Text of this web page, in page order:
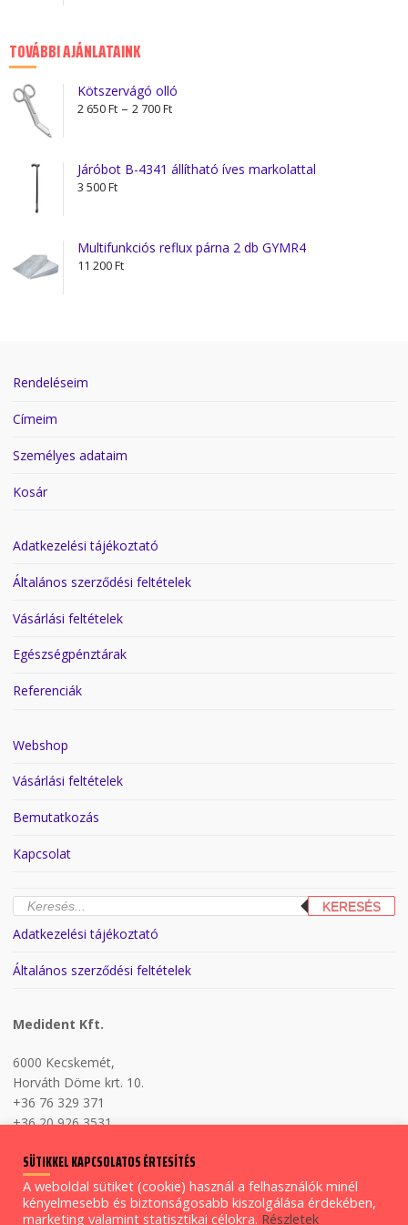
TOVÁBBI AJÁNLATAINK
Kötszervágó olló
2 650Ft – 2 700FtÁrtartomány:
-
Járóbot B-4341 állítható íves markolattal
3 500Ft
Multifunkciós reflux párna 2 db GYMR4
11 200Ft
Rendeléseim
Címeim
Személyes adataim
Kosár
Adatkezelési tájékoztató
Általános szerződési feltételek
Vásárlási feltételek
Egészségpénztárak
Referenciák
Webshop
Vásárlási feltételek
Bemutatkozás
Kapcsolat
Products
search KERESÉS
Adatkezelési tájékoztató
Általános szerződési feltételek
Medident Kft.
6000 Kecskemét,
Horváth Döme krt. 10.
+36 76 329 371
+36 20 926 3531
Copyright © Medident Kft. 2026.
SÜTIKKEL KAPCSOLATOS ÉRTESÍTÉS
A weboldal sütiket (cookie) használ a felhasználók minél
kényelmesebb és biztonságosabb kiszolgálása érdekében,
marketing valamint statisztikai célokra. Részletek